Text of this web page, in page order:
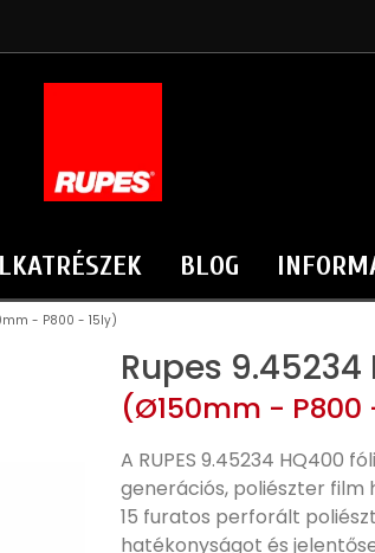
BLOG
- P800 - 15ly)
Rupes
(Ø150mm - P800
A RUPES 9.45234 HQ400
generációs, poliészter film
15 furatos perforált
hatékonyságot és